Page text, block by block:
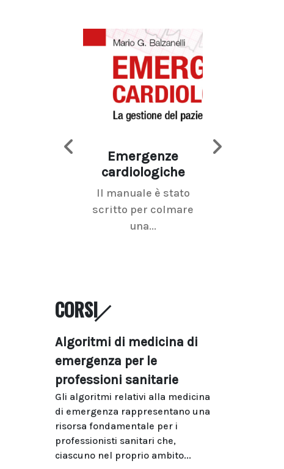
Emergenze
cardiologiche
Il manuale è stato
scritto per colmare
una...
CORSI
Algoritmi di medicina di
emergenza per le
professioni sanitarie
Gli algoritmi relativi alla medicina
di emergenza rappresentano una
risorsa fondamentale per i
professionisti sanitari che,
ciascuno nel proprio ambito...